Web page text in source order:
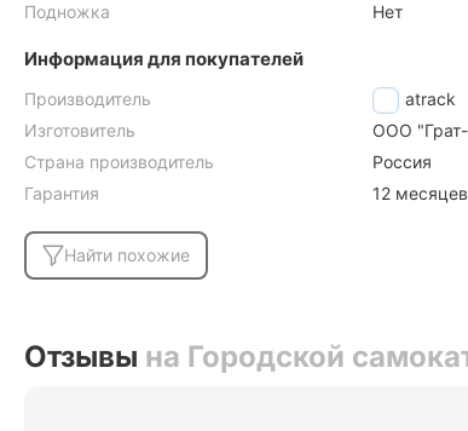
Подножка
Нет
Информация для покупателей
Производитель
Novatrack
Изготовитель
ООО "Грат-
Страна производитель
Россия
Гарантия
12 месяцев
Найти похожие
Отзывы на Городской